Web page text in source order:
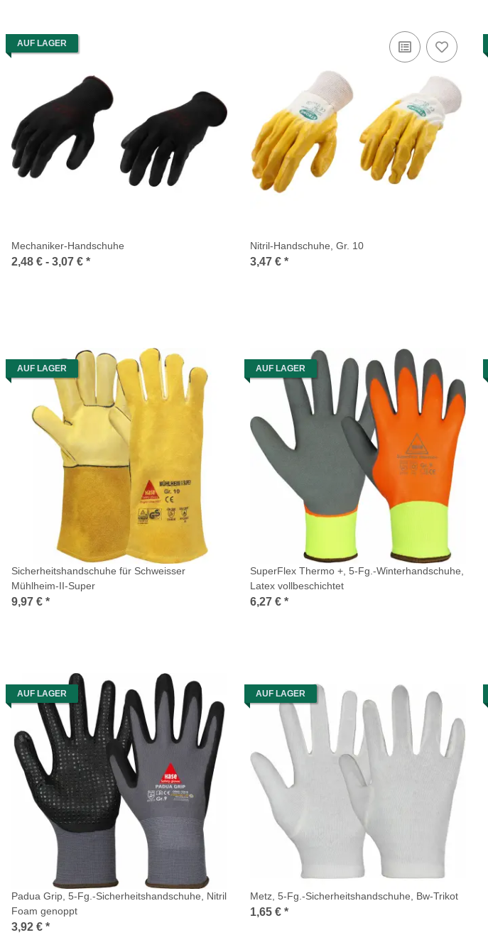
AUF LAGER
Mechaniker-Handschuhe
2,48 € - 3,07 € *
Nitril-Handschuhe, Gr. 10
3,47 € *
AUF LAGER
Sicherheitshandschuhe für Schweisser
Mühlheim-II-Super
9,97 € *
AUF LAGER
SuperFlex Thermo +, 5-Fg.-Winterhandschuhe,
Latex vollbeschichtet
6,27 € *
AUF LAGER
Padua Grip, 5-Fg.-Sicherheitshandschuhe, Nitril
Foam genoppt
3,92 € *
AUF LAGER
Metz, 5-Fg.-Sicherheitshandschuhe, Bw-Trikot
1,65 € *